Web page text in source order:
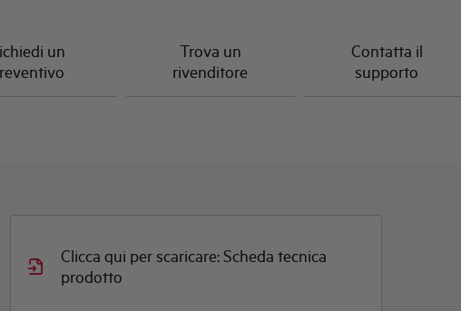
un
Trova un
rivenditore
Contatta il
supporto
Clicca qui per scaricare: Scheda tecnica
prodotto